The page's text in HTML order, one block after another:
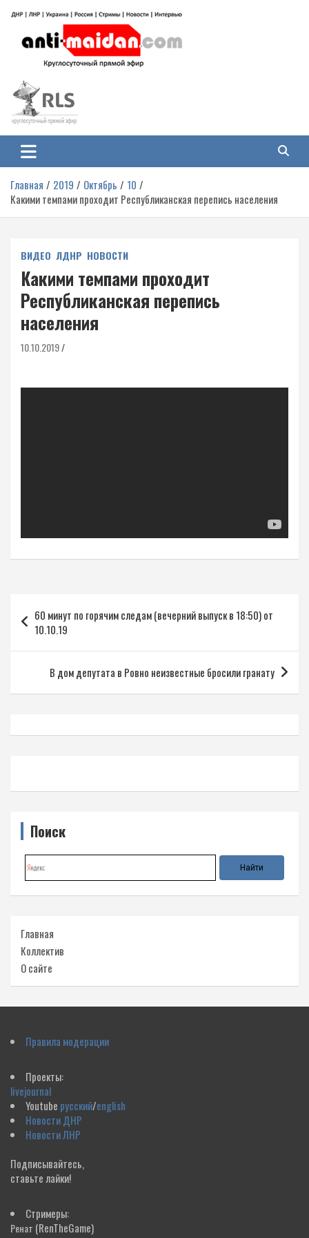
содержимому
Антимайдан: Гражданская война
на Украине
гражданской войне на Украине, включая события в Новороссии, ДНР,
ЛНР и других регионах.
Главная 2019 Октябрь
10
Какими темпами проходит Республиканская перепись населения
ВИДЕО ЛДНР НОВОСТИ
Какими темпами проходит
Республиканская перепись
населения
10.10.2019
по
записям
60 минут по горячим следам (вечерний выпуск в 18:50) от
10.10.19
В дом депутата в Ровно неизвестные бросили гранату
Поиск
Главная
Коллектив
О сайте
Правила модерации
Проекты:
livejournal
Youtube русский/english
Новости ДНР
Новости ЛНР
Подписывайтесь,
ставьте лайки!
Стримеры:
Ренат (RenTheGame)